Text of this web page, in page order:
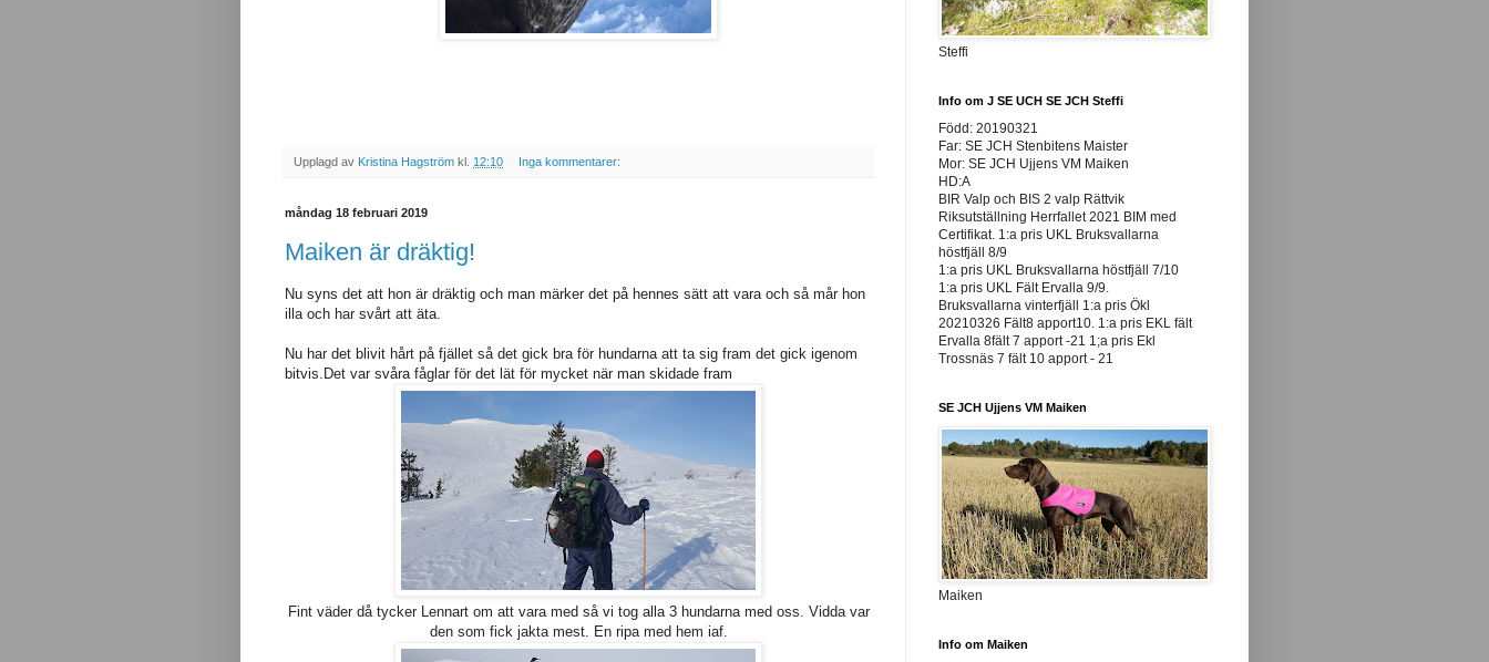
Upplagd av Kristina Hagström kl. 12:10 Inga kommentarer:
måndag 18 februari 2019
Maiken är dräktig!
Nu syns det att hon är dräktig och man märker det på hennes sätt att vara och så mår hon
illa och har svårt att äta.
Nu har det blivit hårt på fjället så det gick bra för hundarna att ta sig fram det gick igenom
bitvis.Det var svåra fåglar för det lät för mycket när man skidade fram
Fint väder då tycker Lennart om att vara med så vi tog alla 3 hundarna med oss. Vidda var
den som fick jakta mest. En ripa med hem iaf.
Steffi
Info om J SE UCH SE JCH Steffi
Född: 20190321
Far: SE JCH Stenbitens Maister
Mor: SE JCH Ujjens VM Maiken
HD:A
BIR Valp och BIS 2 valp Rättvik
Riksutställning Herrfallet 2021 BIM med
Certifikat. 1:a pris UKL Bruksvallarna
höstfjäll 8/9
1:a pris UKL Bruksvallarna höstfjäll 7/10
1:a pris UKL Fält Ervalla 9/9.
Bruksvallarna vinterfjäll 1:a pris Ökl
20210326 Fält8 apport10. 1:a pris EKL fält
Ervalla 8fält 7 apport -21 1;a pris Ekl
Trossnäs 7 fält 10 apport - 21
SE JCH Ujjens VM Maiken
Maiken
Info om Maiken